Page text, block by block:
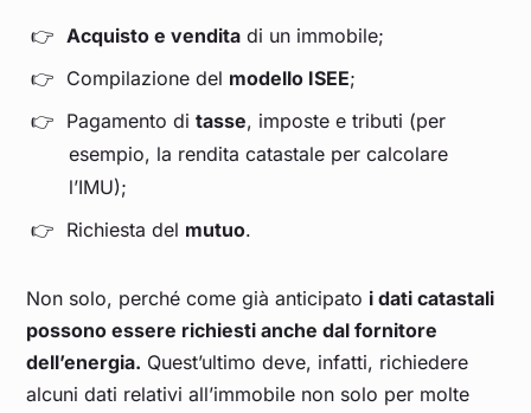
Acquisto e vendita di un immobile;
Compilazione del modello ISEE;
Pagamento di tasse, imposte e tributi (per
esempio, la rendita catastale per calcolare
l’IMU);
Richiesta del mutuo.
Non solo, perché come già anticipato i dati catastali
possono essere richiesti anche dal fornitore
dell’energia. Quest’ultimo deve, infatti, richiedere
alcuni dati relativi all’immobile non solo per molte